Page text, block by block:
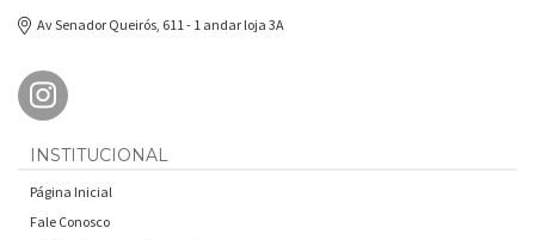
Av Senador Queirós, 611 - 1 andar loja 3A
INSTITUCIONAL
Página Inicial
Fale Conosco